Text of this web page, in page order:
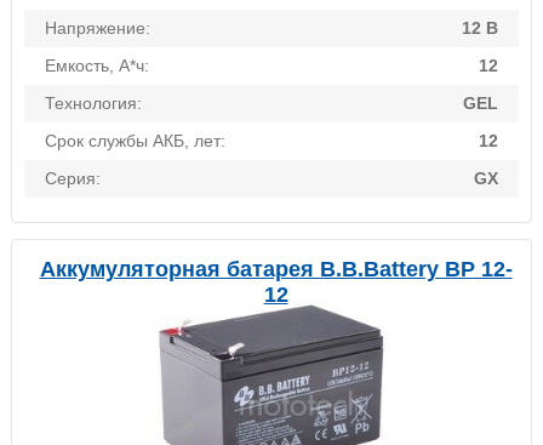
Напряжение:
12 В
Емкость, А*ч:
12
Технология:
GEL
Срок службы АКБ, лет:
12
Серия:
GX
Аккумуляторная батарея B.B.Battery BP 12-
12